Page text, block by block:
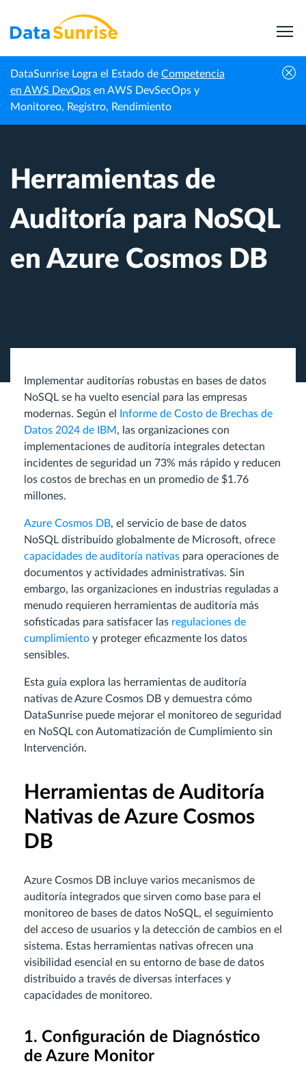
DataSunrise Logra el Estado de Competencia
en AWS DevOps en AWS DevSecOps y
Monitoreo, Registro, Rendimiento
Inicio
Centro de
Conocimiento
Herramientas de Auditoría para NoSQL en
Azure Cosmos DB
Herramientas de
Auditoría para NoSQL
en Azure Cosmos DB
Implementar auditorías robustas en bases de datos
NoSQL se ha vuelto esencial para las empresas
modernas. Según el
Informe de Costo de Brechas de
Datos 2024 de IBM , las organizaciones con
implementaciones de auditoría integrales detectan
incidentes de seguridad un 73% más rápido y reducen
los costos de brechas en un promedio de $1.76
millones.
Azure Cosmos DB, el servicio de base de datos
NoSQL distribuido globalmente de Microsoft, ofrece
capacidades de auditoría nativas para operaciones de
documentos y actividades administrativas. Sin
embargo, las organizaciones en industrias reguladas a
menudo requieren herramientas de auditoría más
sofisticadas para satisfacer las regulaciones de
cumplimiento y proteger eficazmente los datos
sensibles.
Esta guía explora las herramientas de auditoría
nativas de Azure Cosmos DB y demuestra cómo
DataSunrise puede mejorar el monitoreo de seguridad
en NoSQL con Automatización de Cumplimiento sin
Intervención.
Herramientas de Auditoría
Nativas de Azure Cosmos
DB
Azure Cosmos DB incluye varios mecanismos de
auditoría integrados que sirven como base para el
monitoreo de bases de datos NoSQL, el seguimiento
del acceso de usuarios y la detección de cambios en el
sistema. Estas herramientas nativas ofrecen una
visibilidad esencial en su entorno de base de datos
distribuido a través de diversas interfaces y
capacidades de monitoreo.
1. Configuración de Diagnóstico
de Azure Monitor